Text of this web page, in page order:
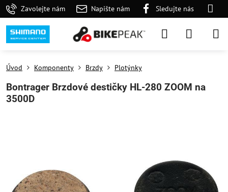
Zavolejte nám Napište nám Sledujte nás
Úvod Komponenty Brzdy Plotýnky
Bontrager Brzdové destičky HL-280 ZOOM na
3500D